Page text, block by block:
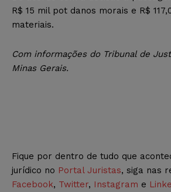
R$ 15 mil pot danos morais e R$
materiais.
Com informações do Tribunal de
Minas Gerais.
Fique por dentro de tudo que
jurídico no Portal Juristas, siga nas
Facebook, Twitter, Instagram e